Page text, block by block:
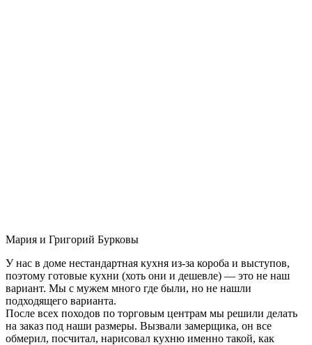
Мария и Григорий Бурковы
У нас в доме нестандартная кухня из-за короба и выступов,
поэтому готовые кухни (хоть они и дешевле) — это не наш
вариант. Мы с мужем много где были, но не нашли
подходящего варианта.
После всех походов по торговым центрам мы решили делать
на заказ под наши размеры. Вызвали замерщика, он все
обмерил, посчитал, нарисовал кухню именно такой, как